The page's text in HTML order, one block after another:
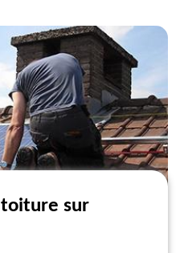
toiture sur